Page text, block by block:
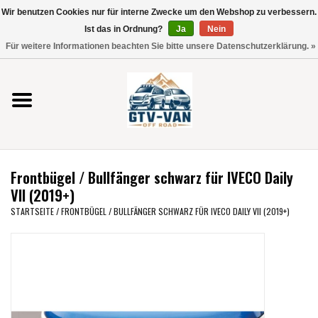
Verwende
die
nach
oben
und
unten,
verfügbare
auszuwählen.
Vito / V-Klasse 447
Viano /Vito 639
VW T7 2025
VW CRAFTER / MAN TGE
Frontbügel / Bullfänger schwarz für IVECO Daily
VII (2019+)
STARTSEITE/FRONTBÜGEL / BULLFÄNGER SCHWARZ FÜR IVECO DAILY VII (2019+)
Wir benutzen Cookies nur für interne Zwecke um den Webshop zu verbessern.
Ist das in Ordnung?
Ja
Nein
Für weitere Informationen beachten Sie bitte unsere Datenschutzerklärung. »